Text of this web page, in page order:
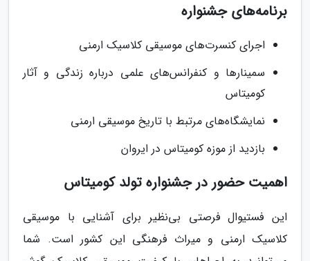
برنامه‌های جشنواره
اجرای کنسرت‌های موسیقی کلاسیک ارمنی
سمینارها و کنفرانس‌های علمی درباره زندگی و آثار
کومیتاس
نمایشگاه‌های مرتبط با تاریخ موسیقی ارمنی
بازدید از موزه کومیتاس در ایروان
اهمیت حضور در جشنواره تولد کومیتاس
این فستیوال فرصتی بی‌نظیر برای آشنایی با موسیقی
کلاسیک ارمنی و میراث فرهنگی این کشور است. شما